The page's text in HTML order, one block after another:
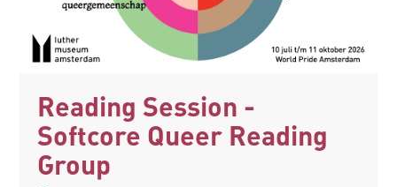
Reading Session -
Softcore Queer Reading
Group